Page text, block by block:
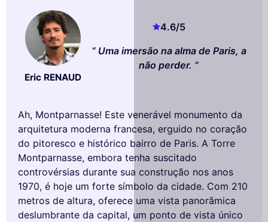
Eric RENAUD
4.6/5
Uma imersão na alma de Paris, a
não perder.
Ah, Montparnasse! Este venerável monumento da
arquitetura moderna francesa, erguido no coração
do pitoresco e histórico bairro de Paris. A Torre
Montparnasse, embora tenha suscitado
controvérsias durante sua construção nos anos
1970, é hoje um forte símbolo da cidade. Com 210
metros de altura, oferece uma vista panorâmica
deslumbrante da capital, um ponto de vista único